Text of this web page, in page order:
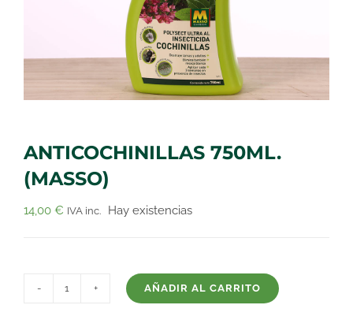
ANTICOCHINILLAS 750ML.
(MASSO)
14,00 € IVA inc. Hay existencias
ANTICOCHINILLAS
AÑADIR AL CARRITO